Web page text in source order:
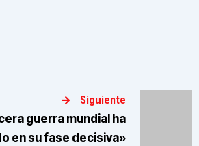
Siguiente
guerra mundial ha
en su fase decisiva»